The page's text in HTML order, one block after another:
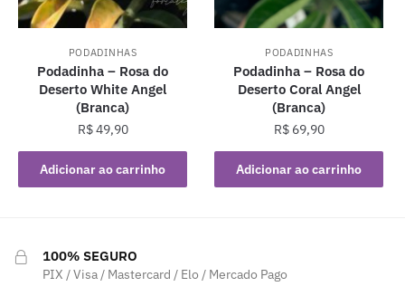
PODADINHAS
Podadinha – Rosa do
Deserto White Angel
(Branca)
R$49,90
Adicionar ao carrinho
PODADINHAS
Podadinha – Rosa do
Deserto Coral Angel
(Branca)
R$69,90
Adicionar ao carrinho
100% SEGURO
PIX / Visa / Mastercard / Elo / Mercado Pago